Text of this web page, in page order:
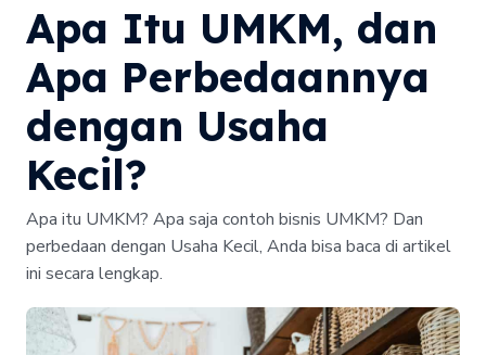
Apa Itu UMKM, dan
Apa Perbedaannya
dengan Usaha
Kecil?
Apa itu UMKM? Apa saja contoh bisnis UMKM? Dan
perbedaan dengan Usaha Kecil, Anda bisa baca di artikel
ini secara lengkap.